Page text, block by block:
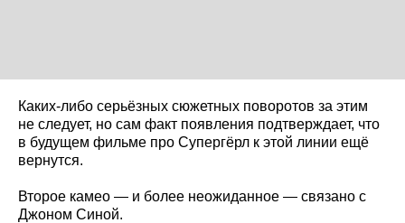
Каких-либо серьёзных сюжетных поворотов за этим
не следует, но сам факт появления подтверждает, что
в будущем фильме про Супергёрл к этой линии ещё
вернутся.
Второе камео — и более неожиданное — связано с
Джоном Синой.